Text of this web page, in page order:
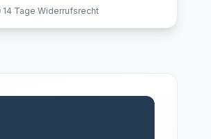
14 Tage Widerrufsrecht